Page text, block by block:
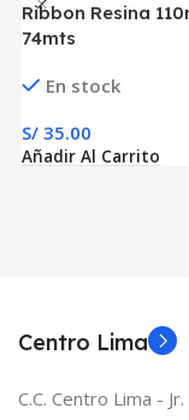
Ribbon Resina
74mts
En stock
S/ 35.00
Añadir Al Carrito
Centro Lima
C.C. Centro Lima -